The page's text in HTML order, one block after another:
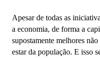
Apesar de todas as
a economia, de forma a
supostamente melhores
estar da população. E isso